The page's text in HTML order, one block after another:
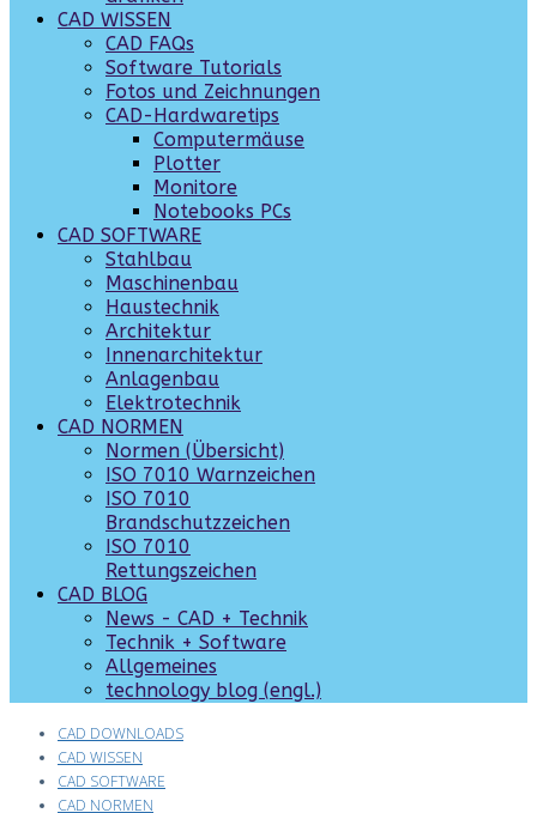
CAD WISSEN
CAD FAQs
Software Tutorials
Fotos und Zeichnungen
CAD-Hardwaretips
Computermäuse
Plotter
Monitore
Notebooks PCs
CAD SOFTWARE
Stahlbau
Maschinenbau
Haustechnik
Architektur
Innenarchitektur
Anlagenbau
Elektrotechnik
CAD NORMEN
Normen (Übersicht)
ISO 7010 Warnzeichen
ISO 7010
Brandschutzzeichen
ISO 7010
Rettungszeichen
CAD BLOG
News - CAD + Technik
Technik + Software
Allgemeines
technology blog (engl.)
CAD DOWNLOADS
CAD WISSEN
CAD SOFTWARE
CAD NORMEN